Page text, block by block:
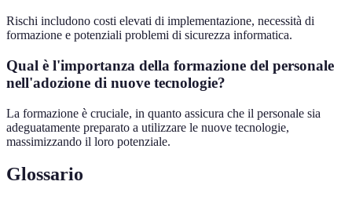
Rischi includono costi elevati di implementazione, necessità di
formazione e potenziali problemi di sicurezza informatica.
Qual è l'importanza della formazione del personale
nell'adozione di nuove tecnologie?
La formazione è cruciale, in quanto assicura che il personale sia
adeguatamente preparato a utilizzare le nuove tecnologie,
massimizzando il loro potenziale.
Glossario